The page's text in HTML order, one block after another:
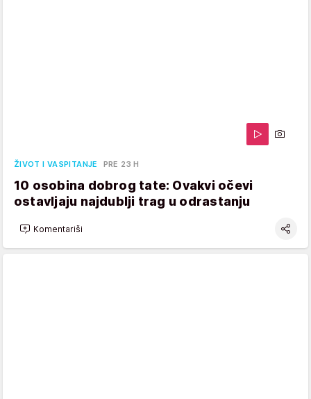
ŽIVOT I VASPITANJE PRE 23 H
10 osobina dobrog tate: Ovakvi očevi
ostavljaju najdublji trag u odrastanju
Komentariši